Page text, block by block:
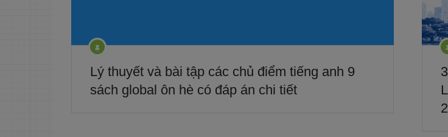
Lý thuyết và bài tập các chủ điểm tiếng anh 9
sách global ôn hè có đáp án chi tiết